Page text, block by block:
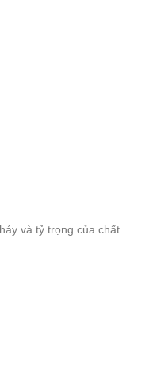
và tỷ trọng của chất